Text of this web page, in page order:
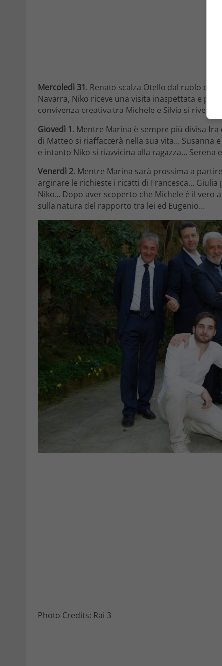
Mercoledì 31. Renato scalza Otello dal ruolo di
Navarra, Niko riceve una visita inaspettata e
convivenza creativa tra Michele e Silvia si
Giovedì 1. Mentre Marina è sempre più divisa
di Matteo si riaffaccerà nella sua vita… Susanna
e intanto Niko si riavvicina alla ragazza… Serena
Venerdì 2. Mentre Marina sarà prossima a
arginare le richieste i ricatti di Francesca…
Niko… Dopo aver scoperto che Michele è il vero
sulla natura del rapporto tra lei ed Eugenio…
Photo Credits: Rai 3